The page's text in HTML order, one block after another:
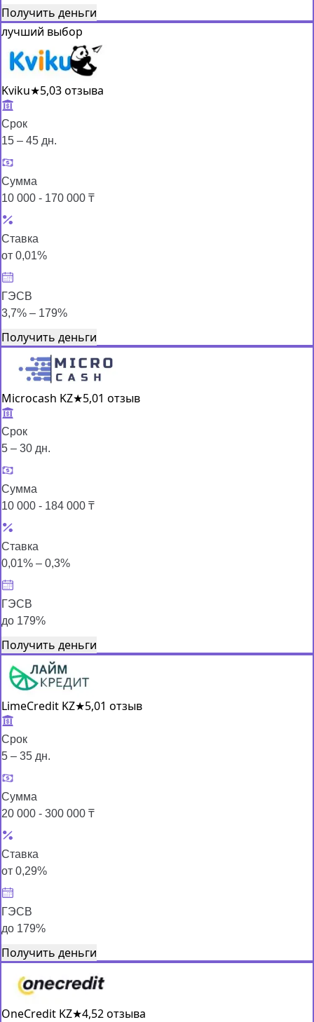
Получить деньги
лучший выбор
Kviku★5,03 отзыва
Срок
15 – 45 дн.
Сумма
10 000 - 170 000 ₸
Ставка
от 0,01%
ГЭСВ
3,7% – 179%
Получить деньги
Microcash KZ★5,01 отзыв
Срок
5 – 30 дн.
Сумма
10 000 - 184 000 ₸
Ставка
0,01% – 0,3%
ГЭСВ
до 179%
Получить деньги
LimeCredit KZ★5,01 отзыв
Срок
5 – 35 дн.
Сумма
20 000 - 300 000 ₸
Ставка
от 0,29%
ГЭСВ
до 179%
Получить деньги
OneCredit KZ★4,52 отзыва